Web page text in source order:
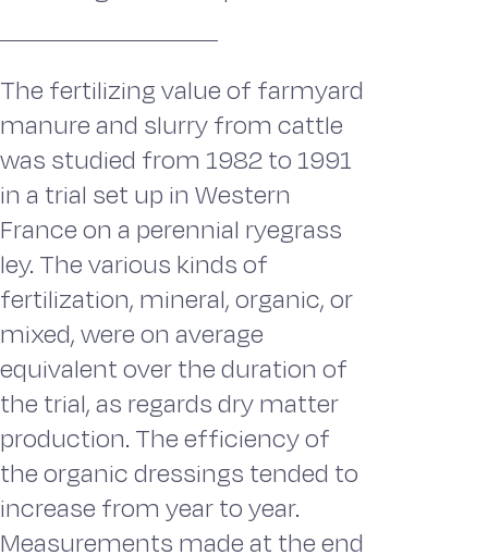
The fertilizing value of farmyard
manure and slurry from cattle
was studied from 1982 to 1991
in a trial set up in Western
France on a perennial ryegrass
ley. The various kinds of
fertilization, mineral, organic, or
mixed, were on average
equivalent over the duration of
the trial, as regards dry matter
production. The efficiency of
the organic dressings tended to
increase from year to year.
Measurements made at the end